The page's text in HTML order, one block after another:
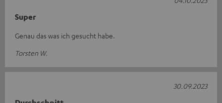
Super
Genau das was ich gesucht habe.
Torsten W.
30.09.2023